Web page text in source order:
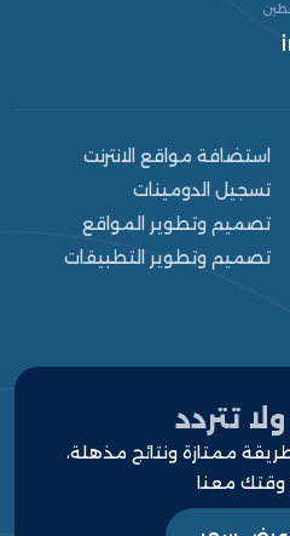
استضافة مواقع الانترنت
تسجيل الدومينات
تصميم وتطوير المواقع
تصميم وتطوير التطبيقات
تتردد
ممتازة ونتائج مذهلة،
وقتك معنا